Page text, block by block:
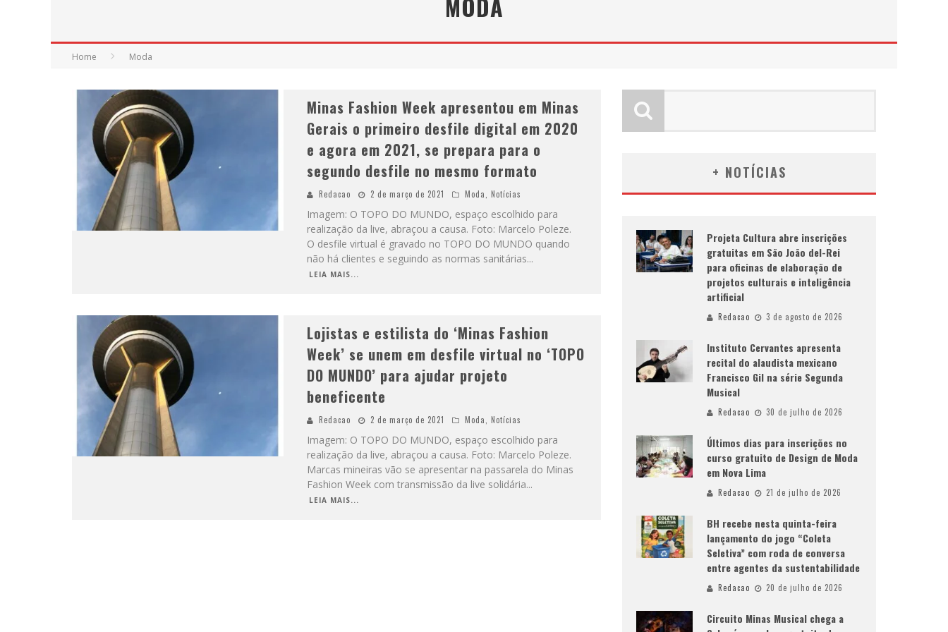
B
H RECEBE NESTA QUINTA-FEIRA LANÇAMENTO DO JOGO “COLETA SELETIVA” COM RODA DE CONVERSA ENTRE AGENTES DA SUSTENTABILIDADE
P
ROJETA CULTURA ABRE INSCRIÇÕES GRATUITAS EM SÃO JOÃO DEL-REI PARA OFICINAS DE ELABORAÇÃO DE PROJETOS CULTURAIS E INTELIGÊNCIA ARTIFICIAL
MODA
Home Moda
Minas Fashion Week apresentou em Minas
Gerais o primeiro desfile digital em 2020
e agora em 2021, se prepara para o
segundo desfile no mesmo formato
Redacao 2 de março de 2021 Moda Notícias
Imagem: O TOPO DO MUNDO, espaço escolhido para
realização da live, abraçou a causa. Foto: Marcelo Poleze.
O desfile virtual é gravado no TOPO DO MUNDO quando
não há clientes e seguindo as normas sanitárias...
LEIA MAIS...
Lojistas e estilista do ‘Minas Fashion
Week’ se unem em desfile virtual no ‘TOPO
DO MUNDO’ para ajudar projeto
beneficente
Redacao 2 de março de 2021 Moda Notícias
Imagem: O TOPO DO MUNDO, espaço escolhido para
realização da live, abraçou a causa. Foto: Marcelo Poleze.
Marcas mineiras vão se apresentar na passarela do Minas
Fashion Week com transmissão da live solidária...
LEIA MAIS...
+ NOTÍCIAS
Projeta Cultura abre inscrições
gratuitas em São João del-Rei
para oficinas de elaboração de
projetos culturais e inteligência
artificial
Redacao 3 de agosto de 2026
Instituto Cervantes apresenta
recital do alaudista mexicano
Francisco Gil na série Segunda
Musical
Redacao 30 de julho de 2026
Últimos dias para inscrições no
curso gratuito de Design de Moda
em Nova Lima
Redacao 21 de julho de 2026
BH recebe nesta quinta-feira
lançamento do jogo “Coleta
Seletiva” com roda de conversa
entre agentes da sustentabilidade
Redacao 20 de julho de 2026
Circuito Minas Musical chega a